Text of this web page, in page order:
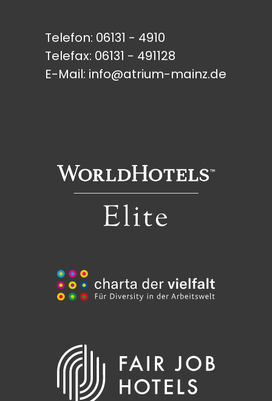
Telefon: 06131 - 4910
Telefax: 06131 - 491128
E-Mail: info@atrium-mainz.de